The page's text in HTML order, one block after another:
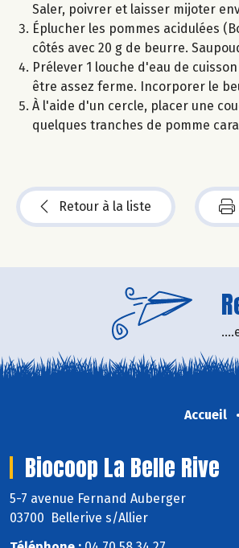
Saler, poivrer et laisser mijoter
Éplucher les pommes acidulées
côtés avec 20 g de beurre.
Prélever 1 louche d'eau de
être assez ferme. Incorporer le
À l'aide d'un cercle, placer une
quelques tranches de pomme
Retour à la liste
Accueil
Biocoop La Belle Rive
5-7 avenue Fernand Auberger
03700 Bellerive s/Allier